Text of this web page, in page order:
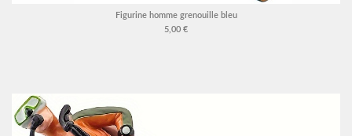
Figurine homme grenouille bleu
5,00 €